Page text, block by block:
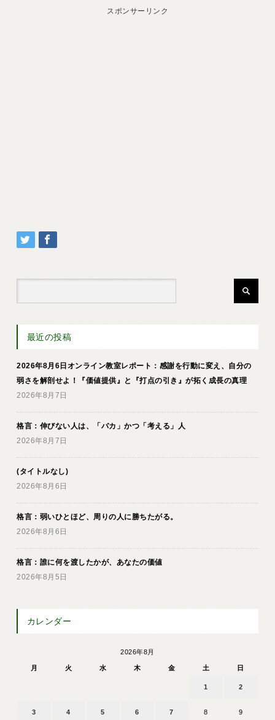
スポンサーリンク
最近の投稿
2026年8月6日オンライン教室レポート：感謝を行動に変え、自分の
弱さを解剖せよ！『価値提供』と『打点の引き』が拓く成長の真理
2026年8月7日
格言：伸びない人は、「バカ」かつ「考える」人
2026年8月7日
(タイトルなし)
2026年8月6日
格言：弱いひとほど、周りの人に勝ちたがる。
2026年8月6日
格言：誰に何を渡したかが、あなたの価値
2026年8月5日
カレンダー
2026年8月
月 火 水 木 金 土 日
1 2
3 4 5 6 7 8 9